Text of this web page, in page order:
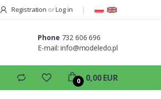
Registration orLog in
Phone 732 606 696
E-mail:info@modeledo.pl
0 0,00 EUR